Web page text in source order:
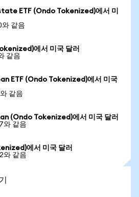
ETF (Ondo Tokenized)에서 미
같음
에서 미국 달러
같음
ETF (Ondo Tokenized)에서 미국
같음
(Ondo Tokenized)에서 미국 달러
와 같음
에서 미국 달러
와 같음